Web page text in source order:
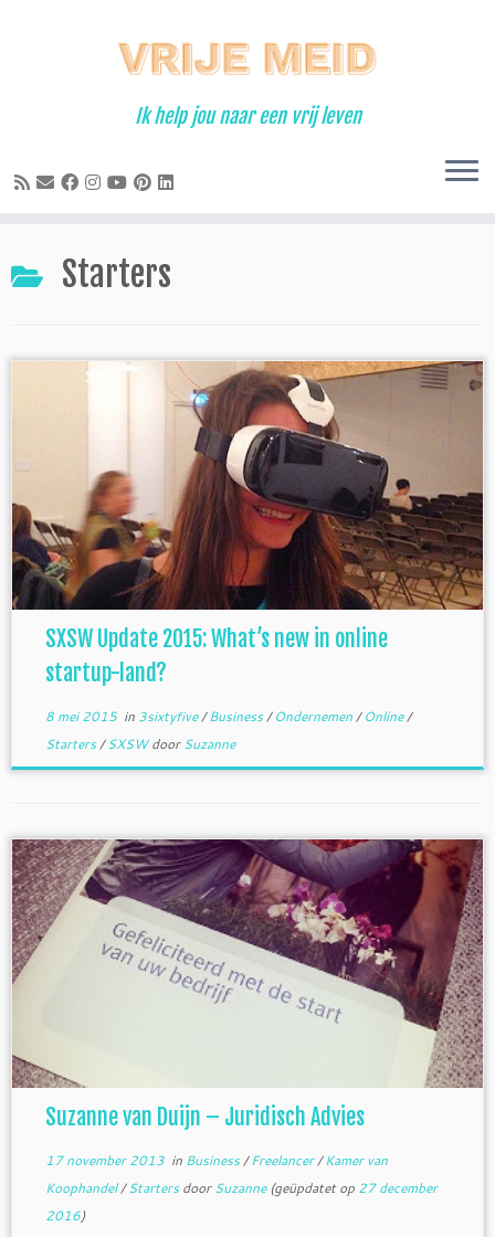
Ik help jou naar een vrij leven
Starters
SXSW Update 2015: What’s new in online
startup-land?
8 mei 2015in 3sixtyfive/Business/Ondernemen/Online/
Starters/SXSWdoorSuzanne
Suzanne van Duijn – Juridisch Advies
17 november 2013in Business/Freelancer/Kamer van
Koophandel/StartersdoorSuzanne(geüpdatet op 27 december
2016)